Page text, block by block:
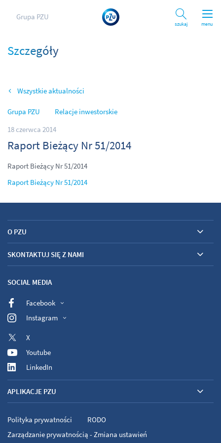
menu
Grupa PZU
Szukaj
Szczegóły
Wszystkie aktualności
Grupa PZU
Relacje inwestorskie
18 czerwca 2014
Raport Bieżący Nr 51/2014
Raport Bieżący Nr 51/2014
Raport Bieżący Nr 51/2014
O PZU
SKONTAKTUJ SIĘ Z NAMI
SOCIAL MEDIA
Facebook
Instagram
X
Youtube
LinkedIn
APLIKACJE PZU
Polityka prywatności
RODO
Zarządzanie prywatnością - Zmiana ustawień